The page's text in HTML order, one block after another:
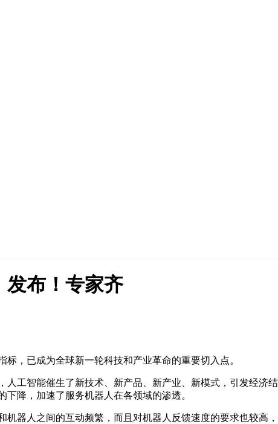
发布！专家齐
，已成为全球新一轮科技和产业革命的重要切入点。
智能催生了新技术、新产品、新产业、新模式，引发经济
降，加速了服务机器人在各领域的渗透。
人之间的互动频繁，而且对机器人反馈速度的要求也较高